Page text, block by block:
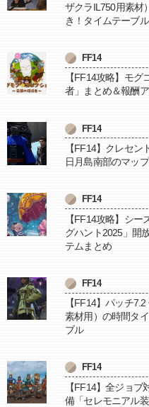
ザクラIL750用素材
き！タイムテーブル
FF14
【FF14攻略】モ
者」まとめ＆報酬ア
FF14
【FF14】クレセン
日月島南部のマッ
FF14
【FF14攻略】シー
グハント2025」開
テムまとめ
FF14
【FF14】パッチ
素材用）の時間タ
ブル
FF14
【FF14】全ジョブ
備「セレモニアル